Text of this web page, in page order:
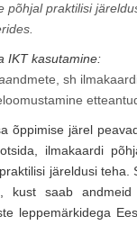
põhjal praktilisi
IKT kasutamine:
ndmete, sh
õppimise järel
ilmakaardi
järeldusi teha.
kust saab
leppemärkidega